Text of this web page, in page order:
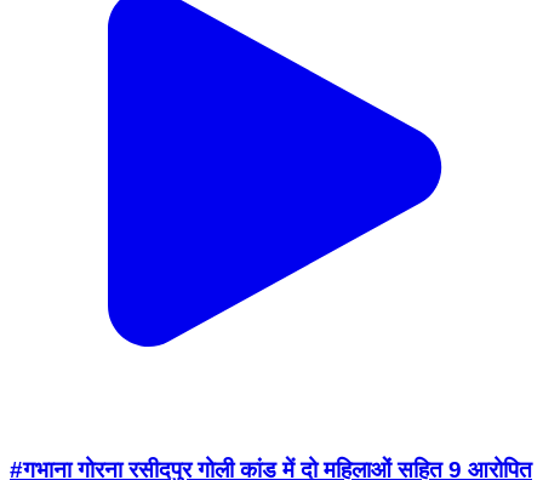
#गभाना गोरना रसीदपुर गोली कांड में दो महिलाओं सहित 9 आरोपित